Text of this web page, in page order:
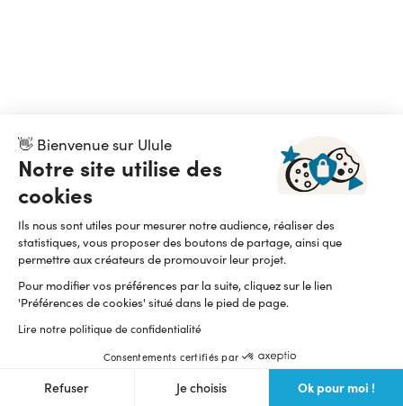
👋 Bienvenue sur Ulule
Notre site utilise des
cookies
Ils nous sont utiles pour mesurer notre audience, réaliser des
statistiques, vous proposer des boutons de partage, ainsi que
permettre aux créateurs de promouvoir leur projet.
Pour modifier vos préférences par la suite, cliquez sur le lien
'Préférences de cookies' situé dans le pied de page.
Lire notre politique de confidentialité
Consentements certifiés par
Refuser Je choisis Ok pour moi !